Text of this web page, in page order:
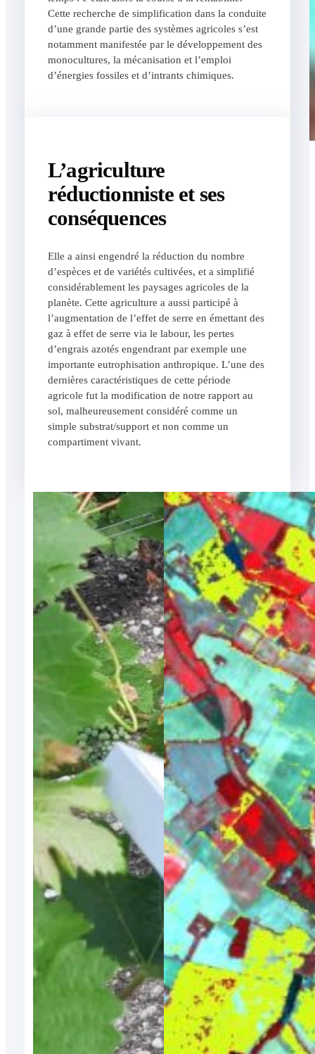
Cette recherche de simplification dans la conduite
d’une grande partie des systèmes agricoles s’est
notamment manifestée par le développement des
monocultures, la mécanisation et l’emploi
d’énergies fossiles et d’intrants chimiques.
L’agriculture
réductionniste et ses
conséquences
Elle a ainsi engendré la réduction du nombre
d’espèces et de variétés cultivées, et a simplifié
considérablement les paysages agricoles de la
planète. Cette agriculture a aussi participé à
l’augmentation de l’effet de serre en émettant des
gaz à effet de serre via le labour, les pertes
d’engrais azotés engendrant par exemple une
importante eutrophisation anthropique. L’une des
dernières caractéristiques de cette période
agricole fut la modification de notre rapport au
sol, malheureusement considéré comme un
simple substrat/support et non comme un
compartiment vivant.